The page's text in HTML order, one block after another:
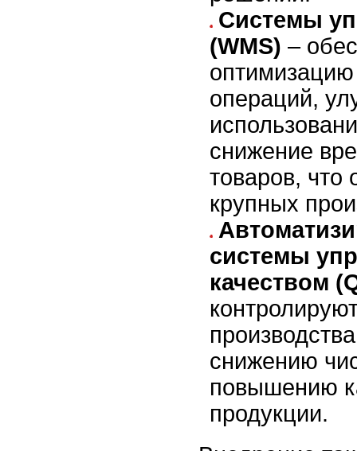
Системы
(WMS) –
оптимизацию
операций,
снижение
товаров, что
крупных
системы
качеством
снижению
повышению
продукции.